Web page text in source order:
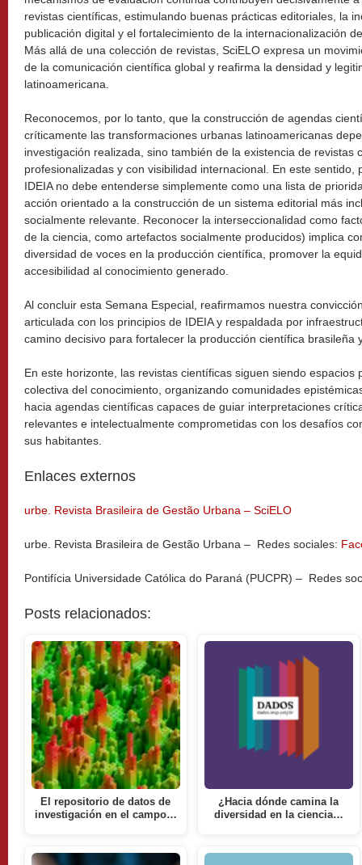
revistas científicas, estimulando buenas prácticas editoriales, la
publicación digital y el fortalecimiento de la internacionalización
Más allá de una colección de revistas, SciELO expresa un
de la comunicación científica global y reafirma la densidad y
latinoamericana.
Reconocemos, por lo tanto, que la construcción de agendas
críticamente las transformaciones urbanas latinoamericanas
investigación realizada, sino también de la existencia de revistas
profesionalizadas y con visibilidad internacional. En este sentido,
IDEIA no debe entenderse simplemente como una lista de
acción orientado a la construcción de un sistema editorial más
socialmente relevante. Reconocer la interseccionalidad como
de la ciencia, como artefactos socialmente producidos) implica
diversidad de voces en la producción científica, promover la
accesibilidad al conocimiento generado.
Al concluir esta Semana Especial, reafirmamos nuestra
articulada con los principios de IDEIA y respaldada por
camino decisivo para fortalecer la producción científica brasileña
En este horizonte, las revistas científicas siguen siendo espacios
colectiva del conocimiento, organizando comunidades
hacia agendas científicas capaces de guiar interpretaciones
relevantes e intelectualmente comprometidas con los desafíos
sus habitantes.
Enlaces externos
urbe. Revista Brasileira de Gestão Urbana – SciELO
urbe. Revista Brasileira de Gestão Urbana – Redes sociales:
Pontifícia Universidade Católica do Paraná (PUCPR) – Redes
Posts relacionados:
El repositorio de datos de
investigación en el campo…
¿Hacia dónde camina la
diversidad en la ciencia…